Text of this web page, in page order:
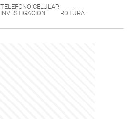
TELEFONO CELULAR
INVESTIGACION ROTURA